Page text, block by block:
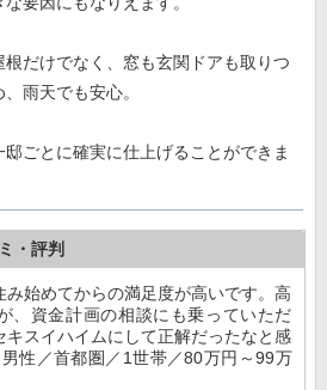
だけでなく、窓も玄関ドアも取りつ
雨天でも安心。
ごとに確実に仕上げることができま
・評判
み始めてからの満足度が高いです。高
、資金計画の相談にも乗っていただ
キスイハイムにして正解だったなと感
性／首都圏／1世帯／80万円～99万